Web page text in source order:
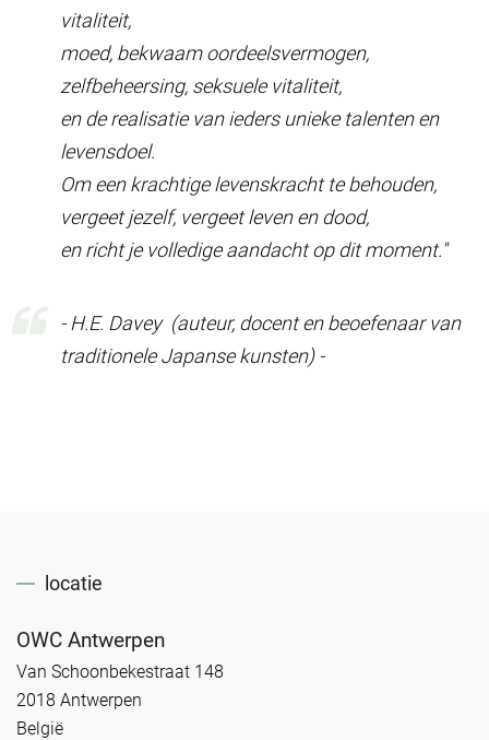
vitaliteit,
moed, bekwaam oordeelsvermogen,
zelfbeheersing, seksuele vitaliteit,
en de realisatie van ieders unieke talenten en
levensdoel.
Om een ​​krachtige levenskracht te behouden,
vergeet jezelf, vergeet leven en dood,
en richt je volledige aandacht op dit moment."
- H.E. Davey (auteur, docent en beoefenaar van
traditionele Japanse kunsten) -
locatie
OWC Antwerpen
Van Schoonbekestraat 148
2018 Antwerpen
België